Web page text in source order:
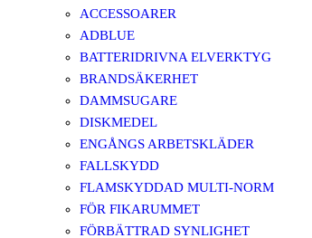
ACCESSOARER
ADBLUE
BATTERIDRIVNA ELVERKTYG
BRANDSÄKERHET
DAMMSUGARE
DISKMEDEL
ENGÅNGS ARBETSKLÄDER
FALLSKYDD
FLAMSKYDDAD MULTI-NORM
FÖR FIKARUMMET
FÖRBÄTTRAD SYNLIGHET